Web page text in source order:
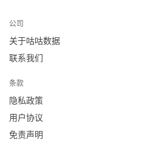
公司
关于咕咕数据
联系我们
条款
隐私政策
用户协议
免责声明